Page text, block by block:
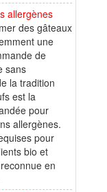
allergènes
des gâteaux
une
de
sans
la tradition
est la
pour
allergènes.
pour
bio et
en